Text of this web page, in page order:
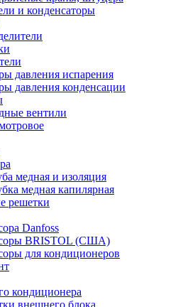
и конденсаторы
давления испарения
давления конденсации
вентили
медная и изоляция
медная капилярная
решетки
Danfoss
BRISTOL (США)
для кондиционеров
кондиционера
внешнего блока